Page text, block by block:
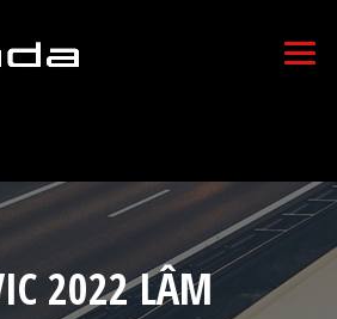
2022 LÂM